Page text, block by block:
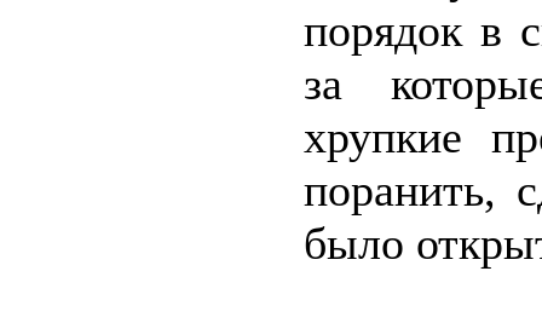
порядок в
за
хрупкие
поранить,
было